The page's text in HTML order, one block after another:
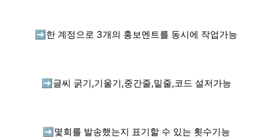
➡️ 한 계정으로 3개의 홍보멘트를 동시에 작업가능
➡️ 글씨 굵기,기울기,중간줄,밑줄,코드 설저가능
➡️ 몇회를 발송했는지 표기할 수 있는 횟수기능